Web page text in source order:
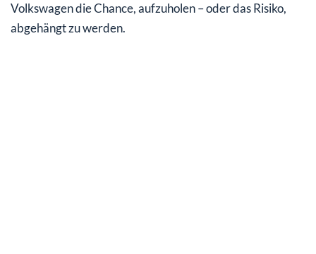
Volkswagen die Chance, aufzuholen – oder das Risiko,
abgehängt zu werden.